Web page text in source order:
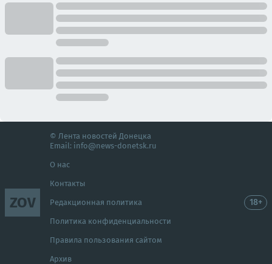
ZOV
© Лента новостей Донецка
Email: info@news-donetsk.ru
О нас
Контакты
Редакционная политика
Политика конфиденциальности
Правила пользования сайтом
Архив
18+